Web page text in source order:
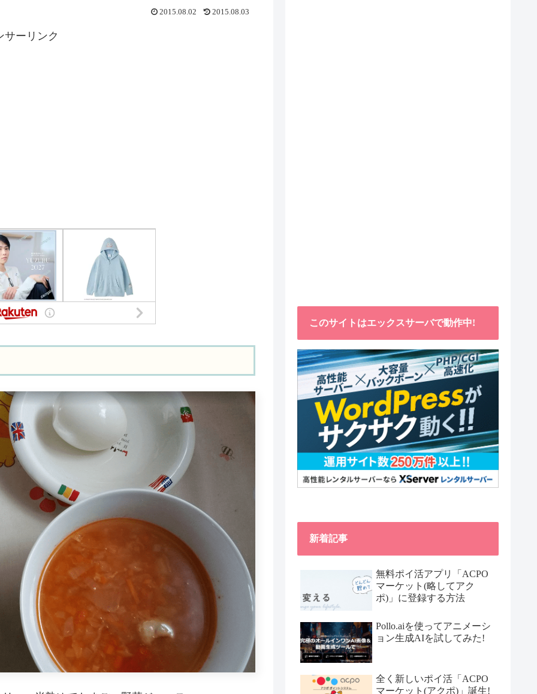
2015.08.02 2015.08.03
サーリンク
このサイトはエックスサーバで動作中!
新着記事
無料ポイ活アプリ「ACPO
マーケット(略してアク
ポ)」に登録する方法
Pollo.aiを使ってアニメーシ
ョン生成AIを試してみた!
全く新しいポイ活「ACPO
マーケット(アクポ)」誕生!